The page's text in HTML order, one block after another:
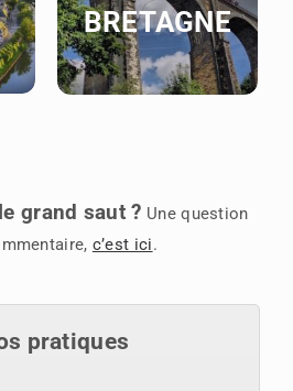
BRETAGNE
grand saut ? Une question
c’est ici.
pratiques